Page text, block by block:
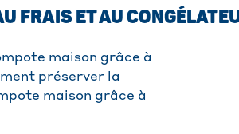
FRAIS ET AU
maison grâce à
préserver la
maison grâce à